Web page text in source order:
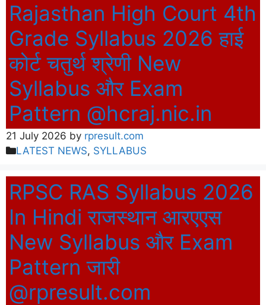
Rajasthan High Court 4th
Grade Syllabus 2026 हाई
कोर्ट चतुर्थ श्रेणी New
Syllabus और Exam
Pattern @hcraj.nic.in
21 July 2026 by rpresult.com
Categories
LATEST NEWS, SYLLABUS
RPSC RAS Syllabus 2026
In Hindi राजस्थान आरएएस
New Syllabus और Exam
Pattern जारी
@rpresult.com